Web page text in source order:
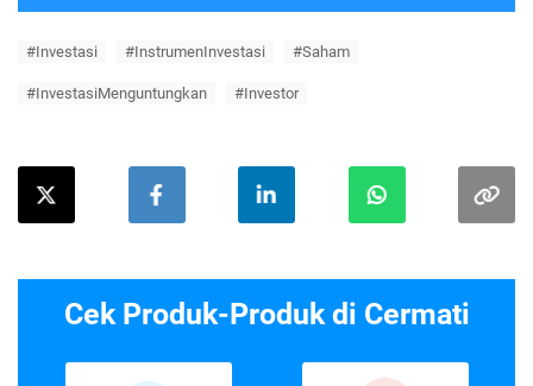
#Investasi #InstrumenInvestasi #Saham
#InvestasiMenguntungkan #Investor
Cek Produk-Produk di Cermati